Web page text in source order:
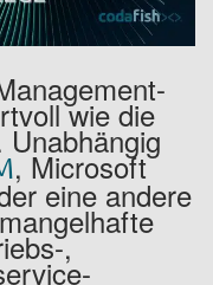
wie die
, Microsoft
eine andere
,